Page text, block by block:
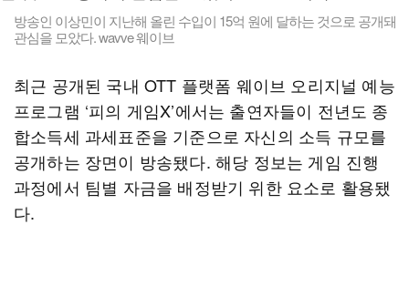
방송인 이상민이 지난해 올린 수입이 15억 원에 달하는 것으로 공개돼
관심을 모았다. wavve 웨이브
최근 공개된 국내 OTT 플랫폼 웨이브 오리지널 예능
프로그램 ‘피의 게임X’에서는 출연자들이 전년도 종
합소득세 과세표준을 기준으로 자신의 소득 규모를
공개하는 장면이 방송됐다. 해당 정보는 게임 진행
과정에서 팀별 자금을 배정받기 위한 요소로 활용됐
다.